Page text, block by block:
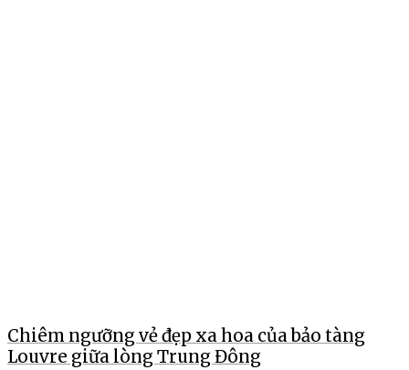
Chiêm ngưỡng vẻ đẹp xa hoa của bảo tàng
Louvre giữa lòng Trung Đông